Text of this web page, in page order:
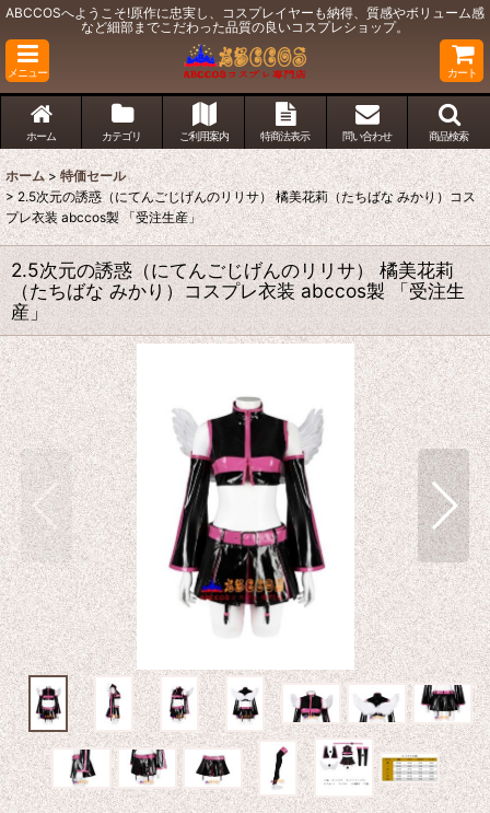
ABCCOSへようこそ!原作に忠実し、コスプレイヤーも納得、質感やボリューム感
など細部までこだわった品質の良いコスプレショップ。
メニュー カート
ホーム カテゴリ ご利用案内 特商法表示 問い合わせ 商品検索
ホーム > 特価セール
> 2.5次元の誘惑（にてんごじげんのリリサ） 橘美花莉（たちばな みかり）コス
プレ衣装 abccos製 「受注生産」
2.5次元の誘惑（にてんごじげんのリリサ） 橘美花莉
（たちばな みかり）コスプレ衣装 abccos製 「受注生
産」